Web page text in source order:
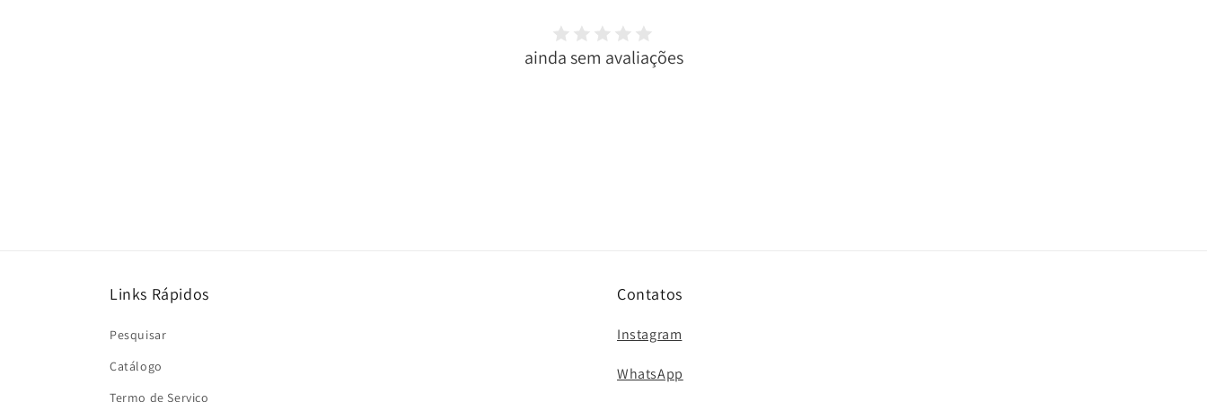
ainda sem avaliações
Links Rápidos
Pesquisar
Catálogo
Termo de Serviço
Contatos
Instagram
WhatsApp